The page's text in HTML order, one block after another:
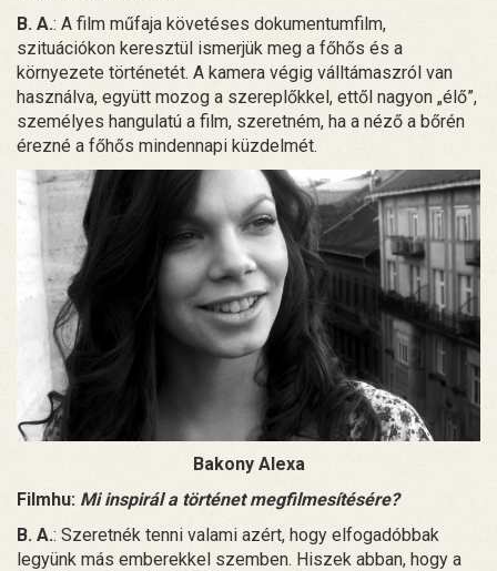
B. A.: A film műfaja követéses dokumentumfilm,
szituációkon keresztül ismerjük meg a főhős és a
környezete történetét. A kamera végig válltámaszról van
használva, együtt mozog a szereplőkkel, ettől nagyon „élő”,
személyes hangulatú a film, szeretném, ha a néző a bőrén
érezné a főhős mindennapi küzdelmét.
Bakony Alexa
Filmhu: Mi inspirál a történet megfilmesítésére?
B. A.: Szeretnék tenni valami azért, hogy elfogadóbbak
legyünk más emberekkel szemben. Hiszek abban, hogy a